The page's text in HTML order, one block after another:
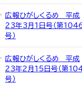
広報ひがしくるめ 平成
23年3月1日号（第
号）
広報ひがしくるめ 平成
23年2月15日号（第
号）